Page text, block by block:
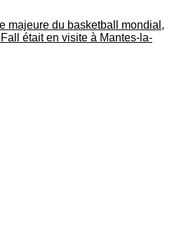
majeure du basketball mondial,
était en visite à Mantes-la-